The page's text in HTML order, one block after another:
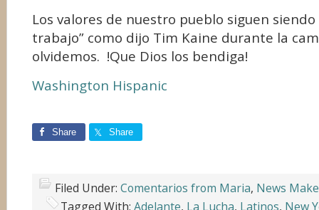
Los valores de nuestro pueblo siguen
trabajo” como dijo Tim Kaine durante la
olvidemos. !Que Dios los bendiga!
Washington Hispanic
Share Share
Filed Under: Comentarios from Maria, News
Tagged With: Adelante, La Lucha, Latinos, New